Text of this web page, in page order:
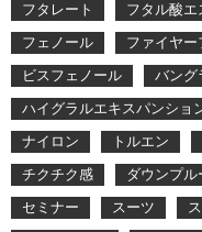
フタレート
フタル酸
フェノール
ファイヤ
ビスフェノール
バング
ハイグラルエキスパンショ
ナイロン
トルエン
チクチク感
ダウンプル
セミナー
スーツ